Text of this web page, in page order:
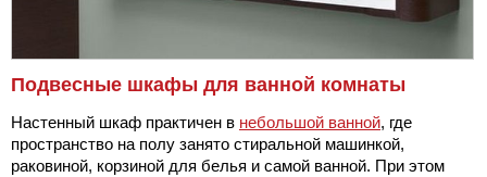
Подвесные шкафы для ванной комнаты
Настенный шкаф практичен в небольшой ванной, где
пространство на полу занято стиральной машинкой,
раковиной, корзиной для белья и самой ванной. При этом